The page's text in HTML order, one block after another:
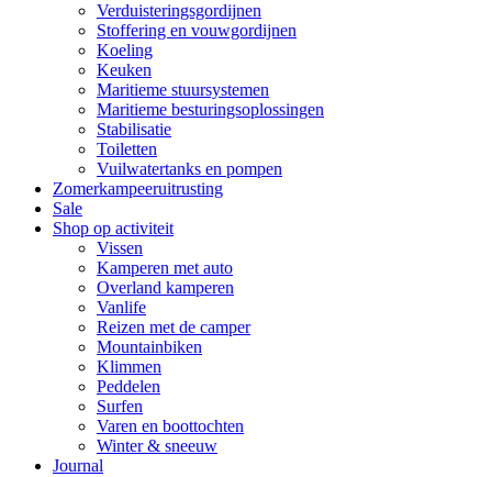
Verduisteringsgordijnen
Stoffering en vouwgordijnen
Koeling
Keuken
Maritieme stuursystemen
Maritieme besturingsoplossingen
Stabilisatie
Toiletten
Vuilwatertanks en pompen
Zomerkampeeruitrusting
Sale
Shop op activiteit
Vissen
Kamperen met auto
Overland kamperen
Vanlife
Reizen met de camper
Mountainbiken
Klimmen
Peddelen
Surfen
Varen en boottochten
Winter & sneeuw
Journal